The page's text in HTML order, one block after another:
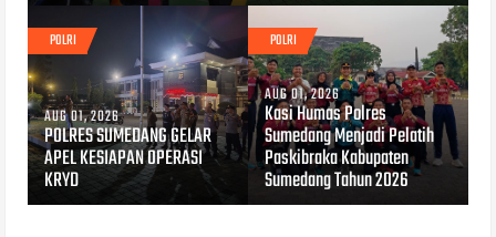
POLRI
AUG 01, 2026
POLRES SUMEDANG GELAR
APEL KESIAPAN OPERASI
KRYD
POLRI
AUG 01, 2026
Kasi Humas Polres
Sumedang Menjadi Pelatih
Paskibraka Kabupaten
Sumedang Tahun 2026